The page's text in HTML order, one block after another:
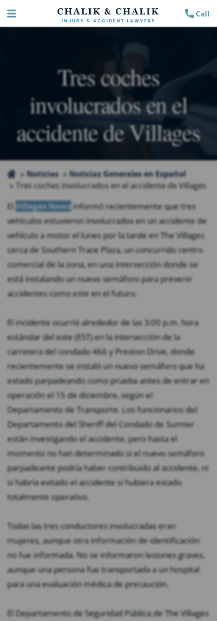
Call
Tres coches
involucrados en el
accidente de Villages
Noticias
Noticias Generales en Español
Tres coches involucrados en el accidente de Villages
El Villages Newsinformó recientemente que tres
vehículos estuvieron involucrados en un accidente de
vehículo a motor el lunes por la tarde en The Villages
cerca de Southern Trace Plaza, un concurrido centro
comercial de la zona, en una intersección donde se
está instalando un nuevo semáforo para prevenir
accidentes como este en el futuro.
El incidente ocurrió alrededor de las 3:00 p.m. hora
estándar del este (EST) en la intersección de la
carretera del condado 466 y Preston Drive, donde
recientemente se instaló un nuevo semáforo que ha
estado parpadeando como prueba antes de entrar en
operación el 15 de diciembre, según el
Departamento de Transporte. Los funcionarios del
Departamento del Sheriff del Condado de Sumter
están investigando el accidente, pero hasta el
momento no han determinado si el nuevo semáforo
parpadeante podría haber contribuido al accidente, ni
si habría evitado el accidente si hubiera estado
totalmente operativo.
Todas las tres conductores involucradas eran
mujeres, aunque otra información de identificación
no fue informada. No se informaron lesiones graves,
aunque una persona fue transportada a un hospital
para una evaluación médica de precaución.
El Departamento de Seguridad Pública de The Villages